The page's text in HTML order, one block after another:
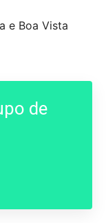
e Boa Vista
de